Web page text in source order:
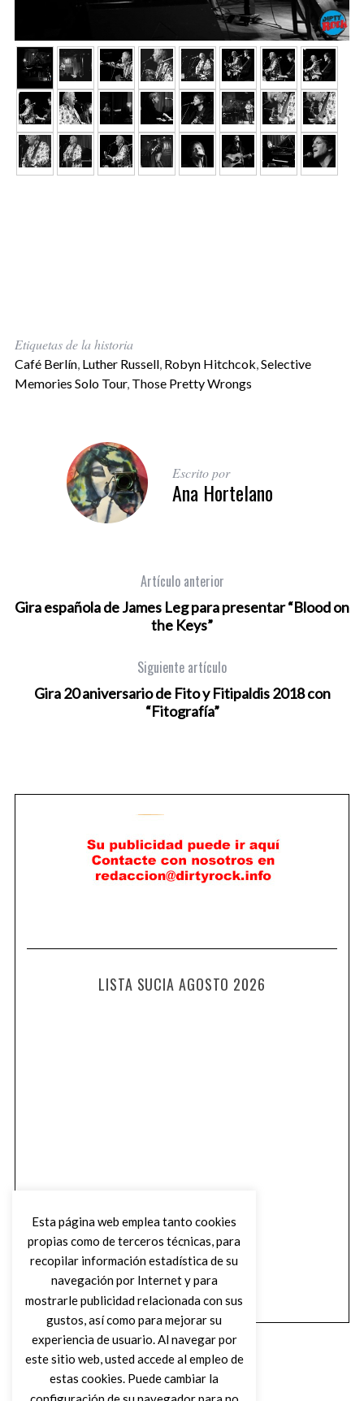
Etiquetas de la historia
Café Berlín, Luther Russell, Robyn Hitchcok Selective
Memories Solo Tour, Those Pretty Wrongs
Escrito por
Ana Hortelano
Artículo anterior
Gira española de James Leg para presentar “Blood on
the Keys”
Siguiente artículo
Gira 20 aniversario de Fito y Fitipaldis 2018 con
“Fitografía”
LISTA SUCIA AGOSTO 2026
Esta página web emplea tanto cookies
propias como de terceros técnicas, para
recopilar información estadística de su
navegación por Internet y para
mostrarle publicidad relacionada con sus
gustos, así como para mejorar su
experiencia de usuario. Al navegar por
este sitio web, usted accede al empleo de
estas cookies. Puede cambiar la